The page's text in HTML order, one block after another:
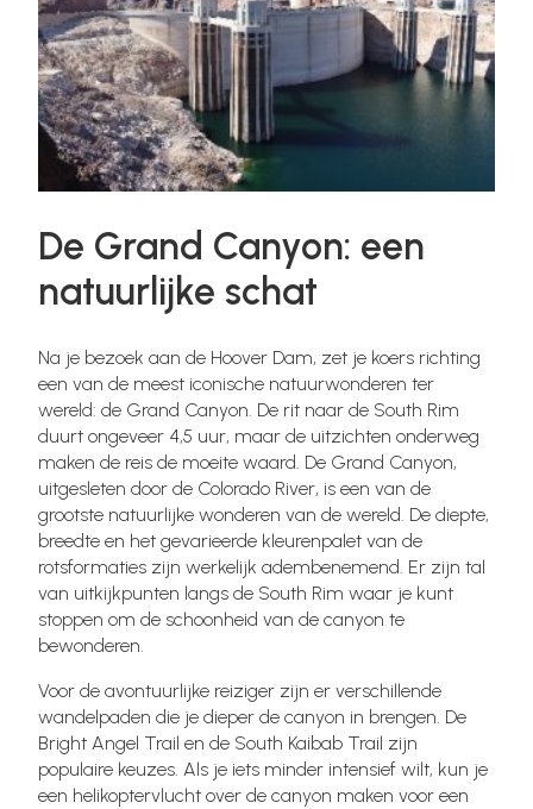
De Grand Canyon: een
natuurlijke schat
Na je bezoek aan de Hoover Dam, zet je koers richting
een van de meest iconische natuurwonderen ter
wereld: de Grand Canyon. De rit naar de South Rim
duurt ongeveer 4,5 uur, maar de uitzichten onderweg
maken de reis de moeite waard. De Grand Canyon,
uitgesleten door de Colorado River, is een van de
grootste natuurlijke wonderen van de wereld. De diepte,
breedte en het gevarieerde kleurenpalet van de
rotsformaties zijn werkelijk adembenemend. Er zijn tal
van uitkijkpunten langs de South Rim waar je kunt
stoppen om de schoonheid van de canyon te
bewonderen.
Voor de avontuurlijke reiziger zijn er verschillende
wandelpaden die je dieper de canyon in brengen. De
Bright Angel Trail en de South Kaibab Trail zijn
populaire keuzes. Als je iets minder intensief wilt, kun je
een helikoptervlucht over de canyon maken voor een